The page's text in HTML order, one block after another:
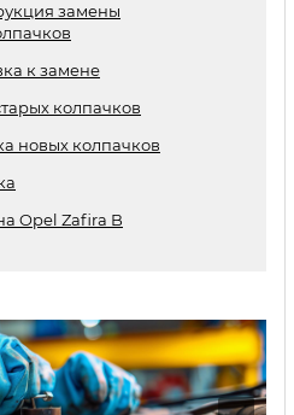
замены
к замене
колпачков
новых колпачков
Opel Zafira B